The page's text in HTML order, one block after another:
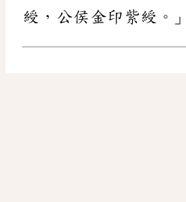
綬，公侯金印紫綬。」